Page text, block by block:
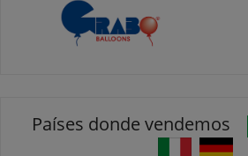
Países donde vendemos